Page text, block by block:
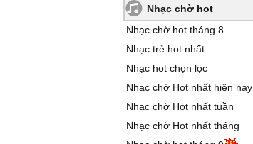
Nhạc chờ hot
Nhạc chờ hot tháng 8
Nhạc trẻ hot nhất
Nhạc hot chọn lọc
Nhạc chờ Hot nhất hiện nay
Nhạc chờ Hot nhất tuần
Nhạc chờ Hot nhất tháng